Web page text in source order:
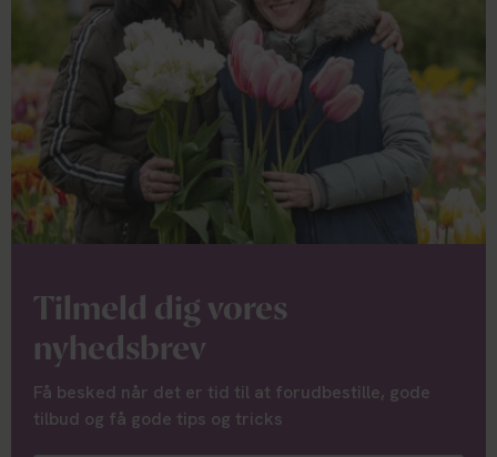
Tilmeld dig vores
nyhedsbrev
Få besked når det er tid til at forudbestille, gode
tilbud og få gode tips og tricks